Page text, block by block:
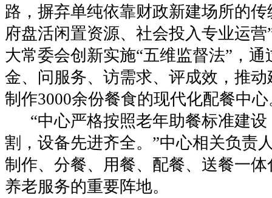
路，摒弃单纯依靠财政新建场所的
府盘活闲置资源、社会投入专业运
大常委会创新实施“五维监督法”，
金、问服务、访需求、评成效，推
制作3000余份餐食的现代化配餐中心
“中心严格按照老年助餐标准建设
割，设备先进齐全。”中心相关负责
制作、分餐、用餐、配餐、送餐一
养老服务的重要阵地。